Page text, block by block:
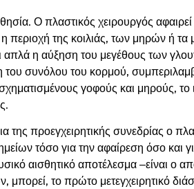
Ο πλαστικός χειρουργός
της κοιλιάς, των μηρών ή τα
απλά η αύξηση του μεγέθους των
συνόλου του κορμού,
γοφούς και μηρούς,
της προεγχειρητικής συνεδρίας ο
τόσο για την αφαίρεση όσο και
αισθητικό αποτέλεσμα –είναι ο
το πρώτο μετεγχειρητικό